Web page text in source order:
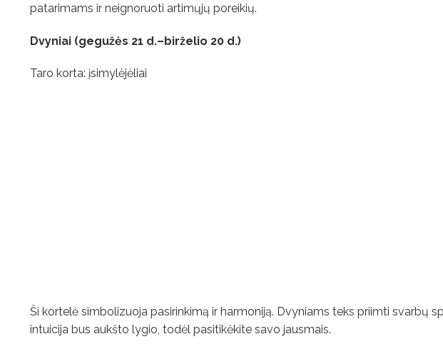
patarimams ir neignoruoti artimųjų poreikių.
Dvyniai (gegužės 21 d.–birželio 20 d.)
Taro korta: įsimylėjėliai
Ši kortelė simbolizuoja pasirinkimą ir harmoniją. Dvyniams teks priimti svarbų
intuicija bus aukšto lygio, todėl pasitikėkite savo jausmais.